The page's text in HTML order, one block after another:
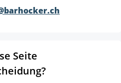
Seite